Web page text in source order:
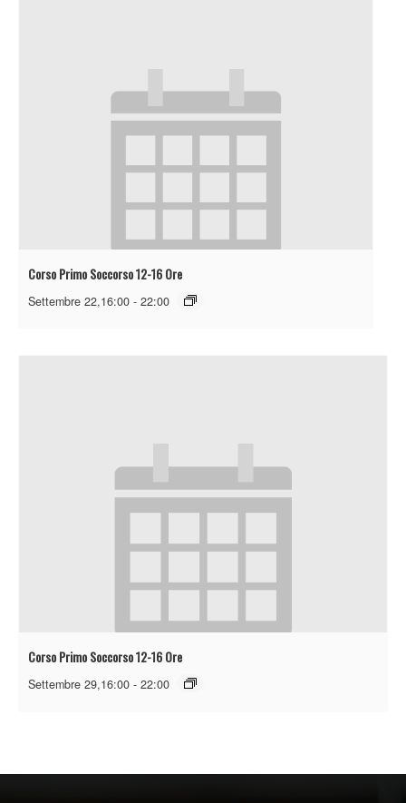
Corso Primo Soccorso 12-16 Ore
Settembre 22,16:00 - 22:00
Corso Primo Soccorso 12-16 Ore
Settembre 29,16:00 - 22:00